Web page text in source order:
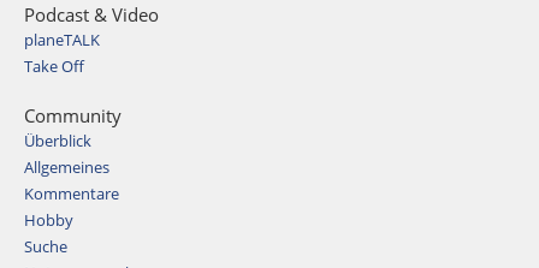
Podcast & Video
planeTALK
Take Off
Community
Überblick
Allgemeines
Kommentare
Hobby
Suche